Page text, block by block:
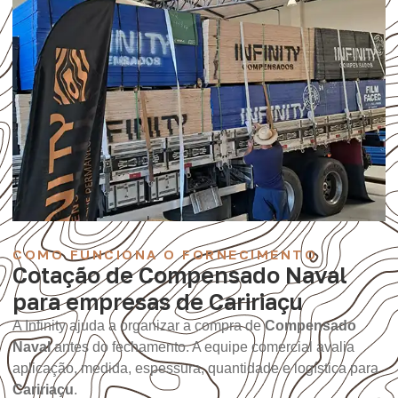
COMO FUNCIONA O FORNECIMENTO
Cotação de Compensado Naval
para empresas de Caririaçu
A Infinity ajuda a organizar a compra deCompensado
Navalantes do fechamento. A equipe comercial avalia
aplicação, medida, espessura, quantidade e logística para
Caririaçu.